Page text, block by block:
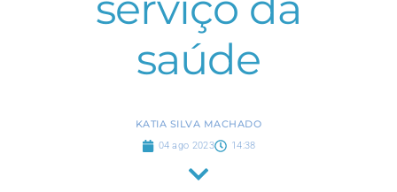
saúde
KATIA SILVA MACHADO
04 ago 2023 14:38